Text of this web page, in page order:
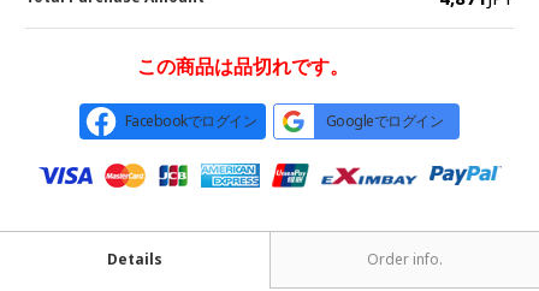
この商品は品切れです。
Facebookでログイン Googleでログイン
Details Order info.